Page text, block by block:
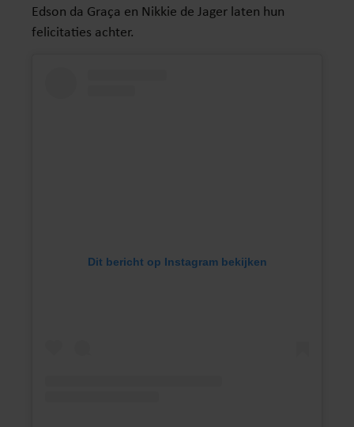
Edson da Graça en Nikkie de Jager laten hun
felicitaties achter.
Dit bericht op Instagram bekijken